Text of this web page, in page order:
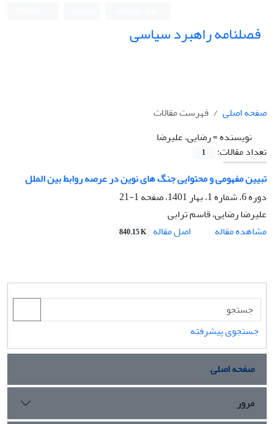
فصلنامه راهبرد سیاسی
صفحه اصلی
فهرست مقالات
نویسنده =رضایی، علیرضا
تعداد مقالات:
1
تبیین مفهومی و محتوایی ‏جنگ‏ های نوین در عرصه روابط بین‏ الملل
دوره 6، شماره 1، بهار 1401، صفحه
1-21
علیرضا رضایی، قاسم ترابی
مشاهده مقاله
اصل مقاله 840.15 K
جستجوی پیشرفته
صفحه اصلی
مرور